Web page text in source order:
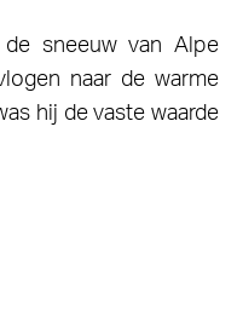
sneeuw van Alpe
naar de warme
hij de vaste waarde